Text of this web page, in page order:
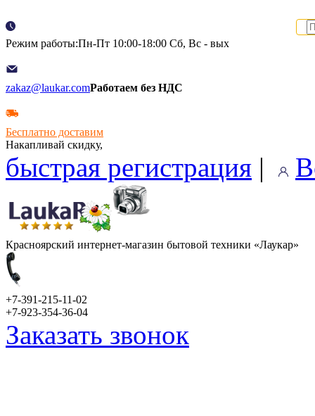
Режим работы:Пн-Пт 10:00-18:00 Сб, Вс - вых
zakaz@laukar.comРаботаем без НДС
Бесплатно доставим
Накапливай скидку,
быстрая регистрация |
Красноярский интернет-магазин бытовой техники «Лаукар»
+7-391-215-11-02
+7-923-354-36-04
Заказать звонок